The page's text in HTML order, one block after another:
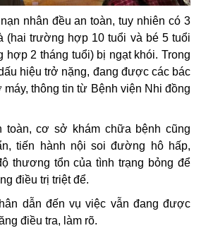
nhân đều an toàn, tuy nhiên có 3
(hai trường hợp 10 tuổi và bé 5 tuổi
hợp 2 tháng tuổi) bị ngạt khói. Trong
hiệu trở nặng, đang được các bác
thông tin từ Bệnh viện Nhi đồng
toàn, cơ sở khám chữa bệnh cũng
tiến hành nội soi đường hô hấp,
thương tổn của tình trạng bỏng để
điều trị triệt để.
dẫn đến vụ việc vẫn đang được
điều tra, làm rõ.